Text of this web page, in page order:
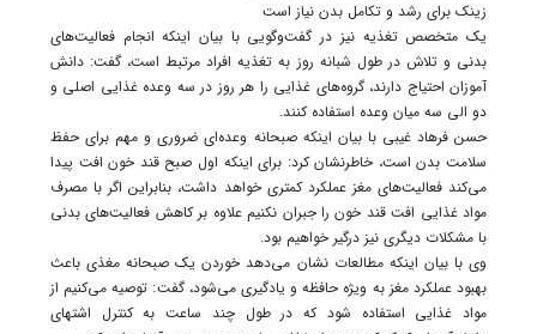
زینک برای رشد و تکامل بدن نیاز است
یک متخصص تغذیه نیز در گفت‌وگویی با بیان اینکه انجام فعالیت‌های
بدنی و تلاش در طول شبانه روز به تغذیه افراد مرتبط است، گفت: دانش
آموزان احتیاج دارند، گروه‌های غذایی را هر روز در سه وعده غذایی اصلی و
دو الی سه میان وعده استفاده کنند.
حسن فرهاد غیبی با بیان اینکه صبحانه وعده‌ای ضروری و مهم برای حفظ
سلامت بدن است، خاطرنشان کرد: برای اینکه اول صبح قند خون افت پیدا
می‌کند فعالیت‌های مغز عملکرد کمتری خواهد داشت، بنابراین اگر با مصرف
مواد غذایی افت قند خون را جبران نکنیم علاوه بر کاهش فعالیت‌های بدنی
با مشکلات دیگری نیز درگیر خواهیم بود.
وی با بیان اینکه مطالعات نشان می‌دهد خوردن یک صبحانه مغذی باعث
بهبود عملکرد مغز به ویژه حافظه و یادگیری می‌شود، گفت: توصیه می‌کنیم از
مواد غذایی استفاده شود که در طول چند ساعت به کنترل اشتهای